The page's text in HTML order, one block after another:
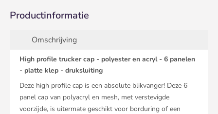
Productinformatie
Omschrijving
High profile trucker cap - polyester en acryl - 6 panelen
- platte klep - druksluiting
Deze high profile cap is een absolute blikvanger! Deze 6
panel cap van polyacryl en mesh, met verstevigde
voorzijde, is uitermate geschikt voor borduring of een